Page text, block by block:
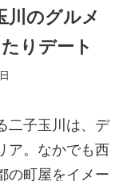
川のグルメ
りデート
二子玉川は、デ
ア。なかでも西
の町屋をイメー